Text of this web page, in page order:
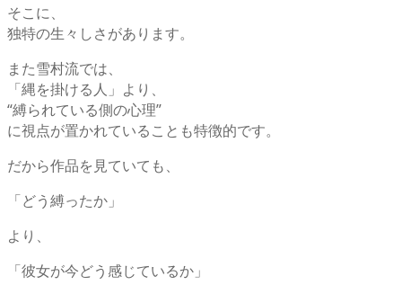
そこに、
独特の生々しさがあります。
また雪村流では、
「縄を掛ける人」より、
“縛られている側の心理”
に視点が置かれていることも特徴的です。
だから作品を見ていても、
「どう縛ったか」
より、
「彼女が今どう感じているか」